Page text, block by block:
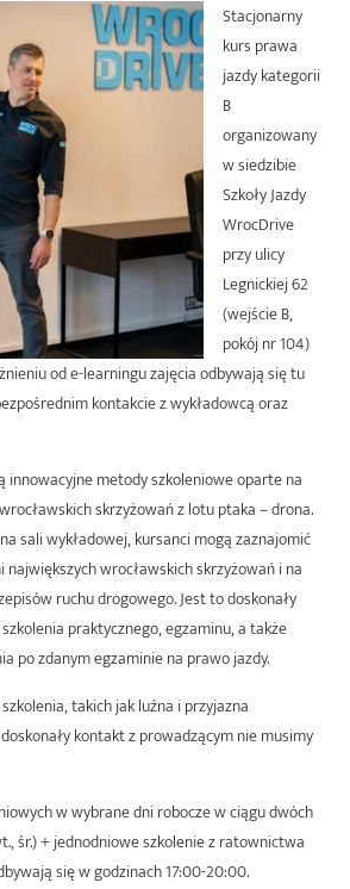
Stacjonarny
kurs prawa
jazdy kategorii
B
organizowany
w siedzibie
Szkoły Jazdy
WrocDrive
przy ulicy
Legnickiej 62
(wejście B,
pokój nr 104)
od e-learningu zajęcia odbywają się tu
kontakcie z wykładowcą oraz
innowacyjne metody szkoleniowe oparte na
skrzyżowań z lotu ptaka – drona.
sali wykładowej, kursanci mogą zaznajomić
największych wrocławskich skrzyżowań i na
ruchu drogowego. Jest to doskonały
praktycznego, egzaminu, a także
po zdanym egzaminie na prawo jazdy.
takich jak luźna i przyjazna
kontakt z prowadzącym nie musimy
w wybrane dni roboczew ciągu dwóch
śr.) + jednodniowe szkolenie z ratownictwa
się w godzinach17:00-20:00.